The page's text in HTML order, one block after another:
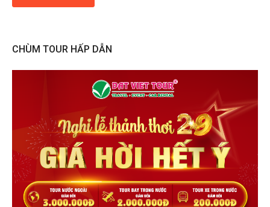
CHÙM TOUR HẤP DẪN